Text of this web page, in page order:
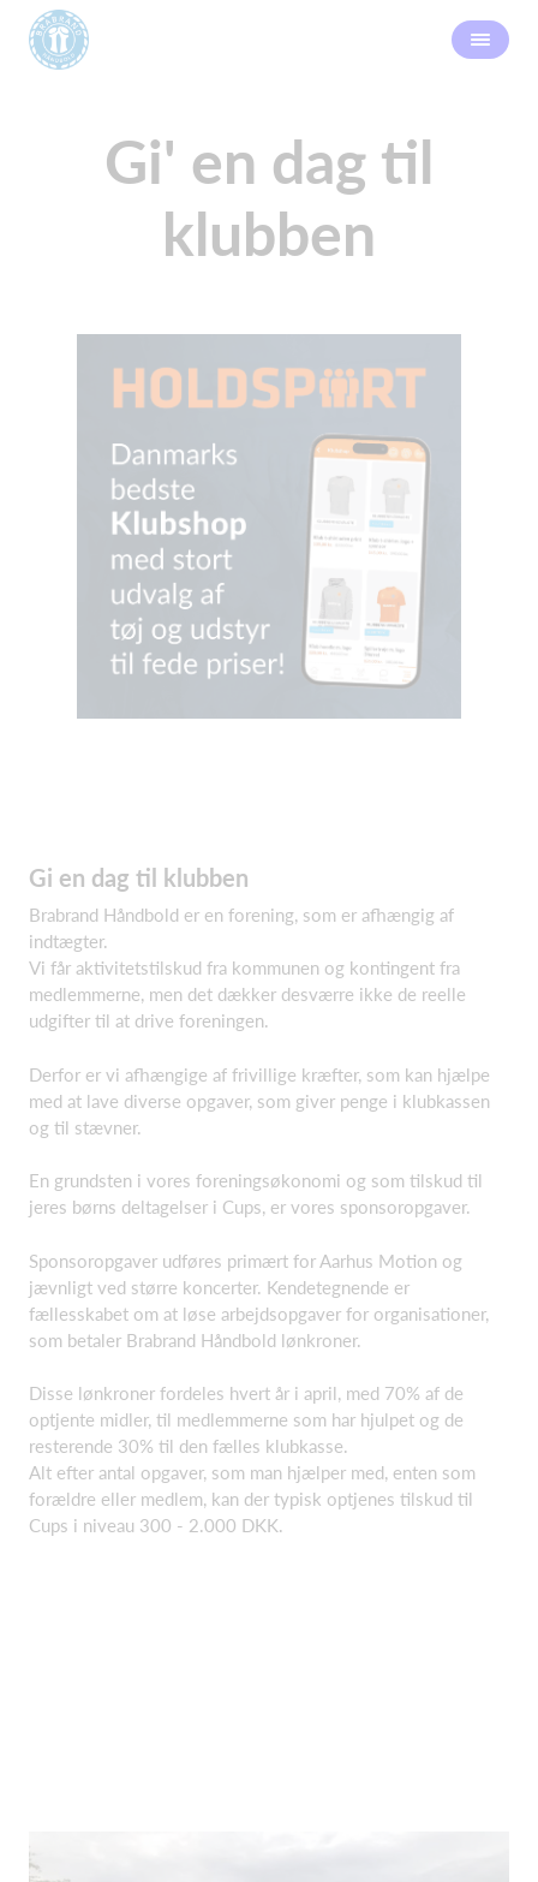
Gi' en dag til
klubben
Gi en dag til klubben
Brabrand Håndbold er en forening, som er afhængig af
indtægter.
Vi får aktivitetstilskud fra kommunen og kontingent fra
medlemmerne, men det dækker desværre ikke de reelle
udgifter til at drive foreningen.
Derfor er vi afhængige af frivillige kræfter, som kan hjælpe
med at lave diverse opgaver, som giver penge i klubkassen
og til stævner.
En grundsten i vores foreningsøkonomi og som tilskud til
jeres børns deltagelser i Cups, er vores sponsoropgaver.
Sponsoropgaver udføres primært for Aarhus Motion og
jævnligt ved større koncerter. Kendetegnende er
fællesskabet om at løse arbejdsopgaver for organisationer,
som betaler Brabrand Håndbold lønkroner.
Disse lønkroner fordeles hvert år i april, med 70% af de
optjente midler, til medlemmerne som har hjulpet og de
resterende 30% til den fælles klubkasse.
Alt efter antal opgaver, som man hjælper med, enten som
forældre eller medlem, kan der typisk optjenes tilskud til
Cups i niveau 300 - 2.000 DKK.